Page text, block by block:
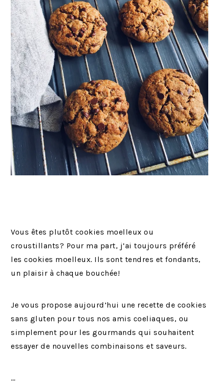
Vous êtes plutôt cookies moelleux ou
croustillants? Pour ma part, j’ai toujours préféré
les cookies moelleux. Ils sont tendres et fondants,
un plaisir à chaque bouchée!
Je vous propose aujourd’hui une recette de cookies
sans gluten pour tous nos amis coeliaques, ou
simplement pour les gourmands qui souhaitent
essayer de nouvelles combinaisons et saveurs.
…